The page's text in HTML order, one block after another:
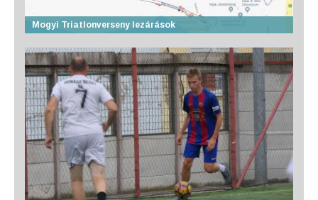
Mogyi Triatlonverseny lezárások